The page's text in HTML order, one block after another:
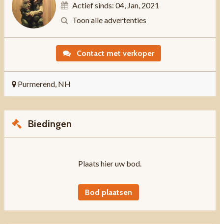
Actief sinds: 04, Jan, 2021
Toon alle advertenties
Contact met verkoper
Purmerend, NH
Biedingen
Plaats hier uw bod.
Bod plaatsen